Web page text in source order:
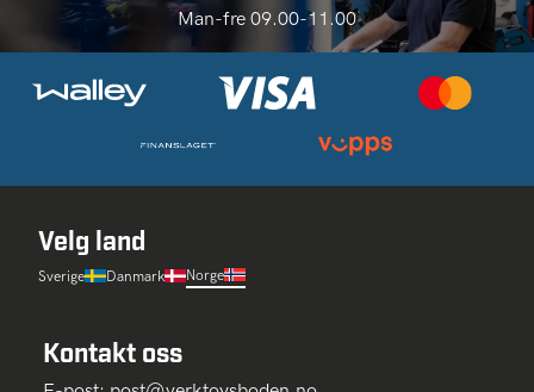
Man-fre 09.00-11.00
Velg land
Sverige Danmark Norge
Kontakt oss